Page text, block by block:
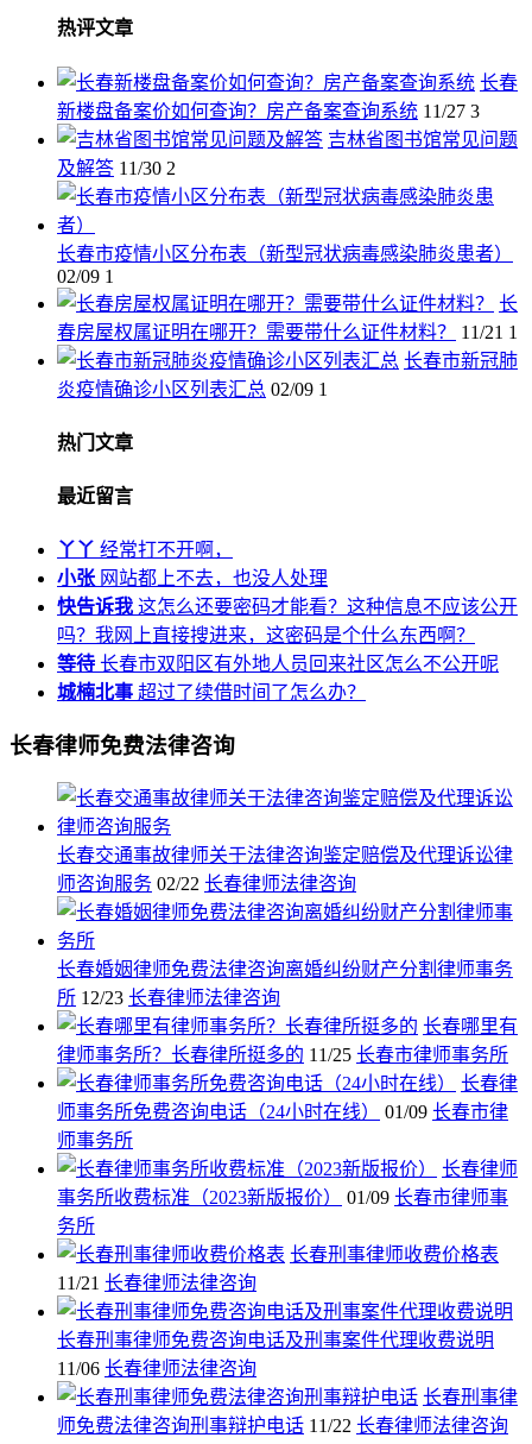
热评文章
长春
新楼盘备案价如何查询？房产备案查询系统 11/27 3
吉林省图书馆常见问题
及解答 11/30 2
长春市疫情小区分布表（新型冠状病毒感染肺炎患者）
02/09 1
长
春房屋权属证明在哪开？需要带什么证件材料？
11/21 1
长春市新冠肺
炎疫情确诊小区列表汇总 02/09 1
热门文章
最近留言
丫丫 经常打不开啊，
小张 网站都上不去，也没人处理
快告诉我 这怎么还要密码才能看？这种信息不应该公开
吗？我网上直接搜进来，这密码是个什么东西啊？
等待 长春市双阳区有外地人员回来社区怎么不公开呢
城楠北事 超过了续借时间了怎么办？
长春律师免费法律咨询
长春交通事故律师关于法律咨询鉴定赔偿及代理诉讼律
师咨询服务 02/22 长春律师法律咨询
长春婚姻律师免费法律咨询离婚纠纷财产分割律师事务
所 12/23 长春律师法律咨询
长春哪里有
律师事务所？长春律所挺多的 11/25 长春市律师事务所
长春律
师事务所免费咨询电话（24小时在线）
01/09 长春市律
师事务所
长春律师
事务所收费标准（2023新版报价）
01/09 长春市律师事
务所
长春刑事律师收费价格表
11/21 长春律师法律咨询
长春刑事律师免费咨询电话及刑事案件代理收费说明
11/06 长春律师法律咨询
长春刑事律
师免费法律咨询刑事辩护电话 11/22 长春律师法律咨询